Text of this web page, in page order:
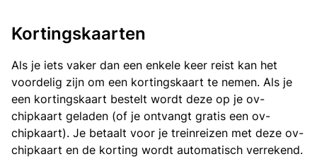
Kortingskaarten
Als je iets vaker dan een enkele keer reist kan het
voordelig zijn om een kortingskaart te nemen. Als je
een kortingskaart bestelt wordt deze op je ov-
chipkaart geladen (of je ontvangt gratis een ov-
chipkaart). Je betaalt voor je treinreizen met deze ov-
chipkaart en de korting wordt automatisch verrekend.